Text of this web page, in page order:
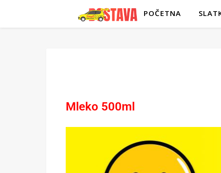
POČETNA
Mleko 500ml